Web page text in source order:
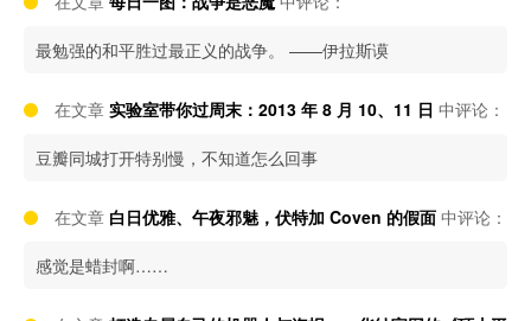
最勉强的和平胜过最正义的战争。 ——伊拉斯谟
在文章 实验室带你过周末：2013 年 8 月 10、11 日 中评论：
豆瓣同城打开特别慢，不知道怎么回事
在文章 白日优雅、午夜邪魅，伏特加 Coven 的假面 中评论：
感觉是蜡封啊……